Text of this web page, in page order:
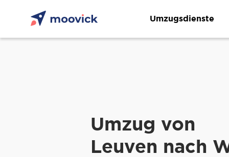
Umzugsdienste
Umzug von
Leuven nach